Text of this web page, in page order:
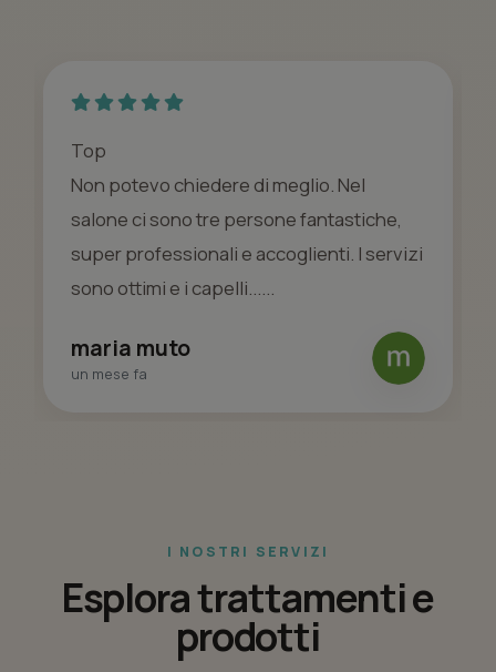
Top
Non potevo chiedere di meglio. Nel
salone ci sono tre persone fantastiche,
super professionali e accoglienti. I servizi
sono ottimi e i capelli......
maria muto
un mese fa
I NOSTRI SERVIZI
Esplora trattamenti e
prodotti